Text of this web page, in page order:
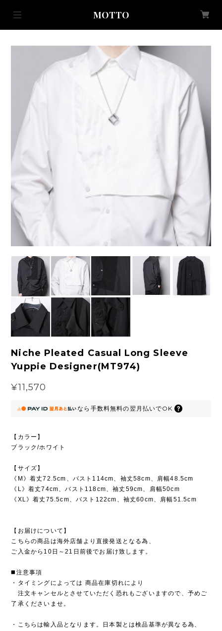
MOTTO
Niche Pleated Casual Long Sleeve
Yuppie Designer(MT974)
¥11,570
なら 手数料無料の翌月払いでOK
【カラー】
ブラック/ホワイト
【サイズ】
《M》着丈72.5cm、バスト114cm、袖丈58cm、肩幅48.5cm
《L》着丈74cm、バスト118cm、袖丈59cm、肩幅50cm
《XL》着丈75.5cm、バスト122cm、袖丈60cm、肩幅51.5cm
【お届けについて】
こちらの商品は海外店舗より直接発送となる為、
ご入金から10日～21日前後でお届け致します。
◼️注意事項
・タイミングによっては 商品在庫切れにより
注文キャンセルとさせていただく恐れもございますので、予めご
了承くださいませ。
・こちらは輸入品となります。日本製とは検品基準が異なる為、